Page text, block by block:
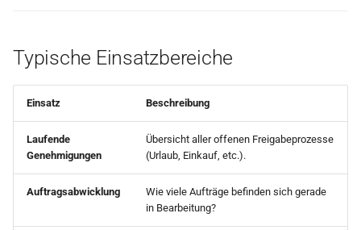
Pantarey für Mitarbeiter
Nächste Schritte
Vorgangskennung
Tipps zur Modellierung
Secrets verwalten
BPMN-Validierung
E-Post Brief Statusabfrage
E-Post Brief Statusabfrage
(mehrere IDs)
Post Hybridbrief)
Rechte und Aktionen
Import und Export über JSON
Schema
und Formularen
Typische Einsatzbereiche
Einsatz Beschreibung
Laufende
Genehmigungen
Übersicht aller offenen Freigabeprozesse
(Urlaub, Einkauf, etc.).
Auftragsabwicklung
Wie viele Aufträge befinden sich gerade
in Bearbeitung?